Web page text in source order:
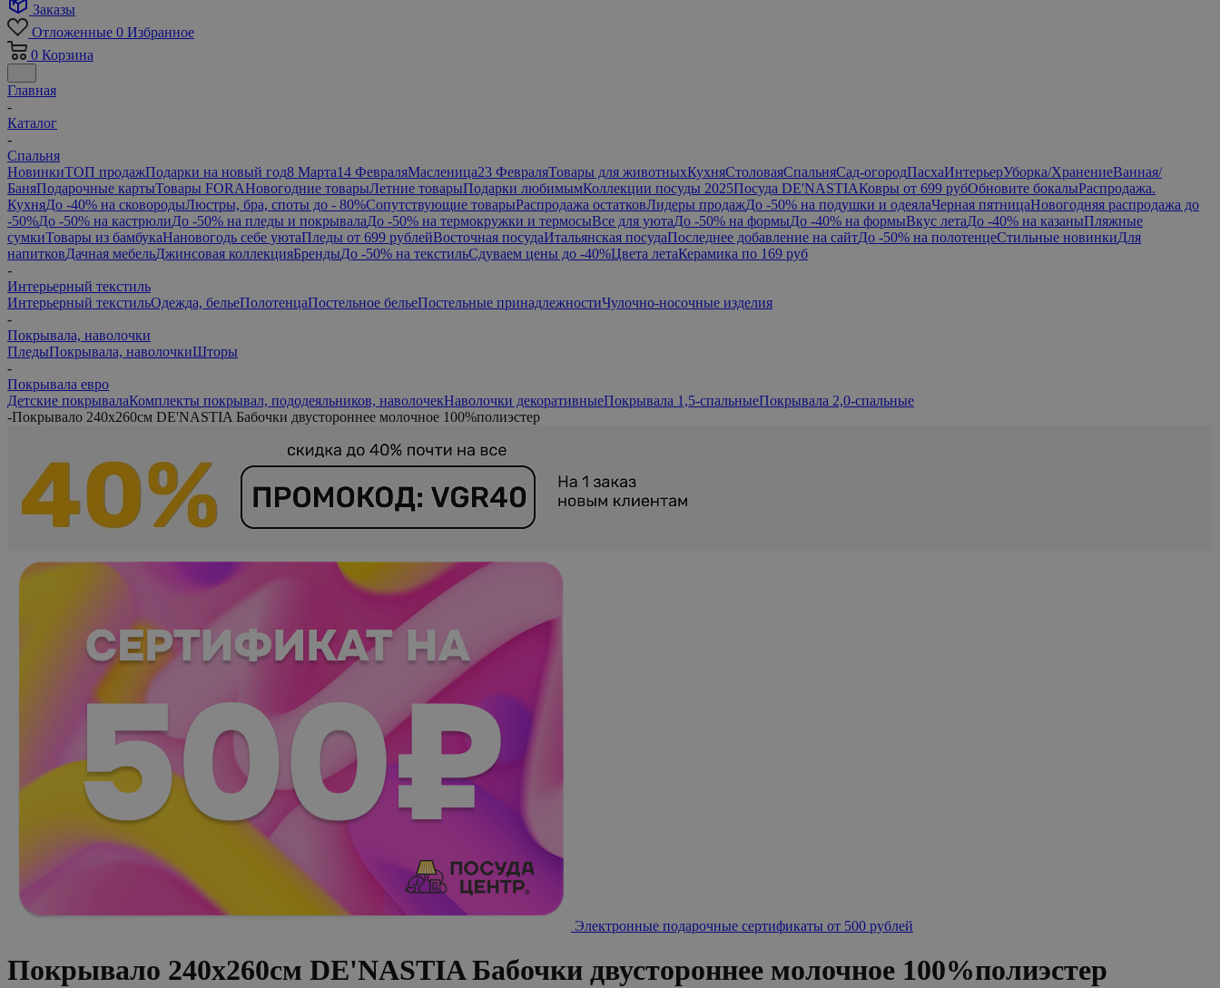
Заказы
Отложенные 0 Избранное
0 Корзина
Главная
-
Каталог
-
Спальня
НовинкиТОП продажПодарки на новый год8 Марта14 ФевраляМасленица23 ФевраляТовары для животныхКухняСтоловаяСпальняСад-огородПасхаИнтерьерУборка/ХранениеВанная/
БаняПодарочные картыТовары FORAНовогодние товарыЛетние товарыПодарки любимымКоллекции посуды 2025Посуда DE'NASTIAКовры от 699 рубОбновите бокалыРаспродажа.
КухняДо -40% на сковородыЛюстры, бра, споты до - 80%Сопутствующие товарыРаспродажа остатковЛидеры продажДо -50% на подушки и одеялаЧерная пятницаНовогодняя распродажа до
-50%До -50% на кастрюлиДо -50% на пледы и покрывалаДо -50% на термокружки и термосыВсе для уютаДо -50% на формыДо -40% на формыВкус летаДо -40% на казаныПляжные
сумкиТовары из бамбукаНановогодь себе уютаПледы от 699 рублейВосточная посудаИтальянская посудаПоследнее добавление на сайтДо -50% на полотенцеСтильные новинкиДля
напитковДачная мебельДжинсовая коллекцияБрендыДо -50% на текстильСдуваем цены до -40%Цвета летаКерамика по 169 руб
-
Интерьерный текстиль
Интерьерный текстильОдежда, бельеПолотенцаПостельное бельеПостельные принадлежностиЧулочно-носочные изделия
-
Покрывала, наволочки
ПледыПокрывала, наволочкиШторы
-
Покрывала евро
Детские покрывалаКомплекты покрывал, пододеяльников, наволочекНаволочки декоративныеПокрывала 1,5-спальныеПокрывала 2,0-спальные
-Покрывало 240х260см DE'NASTIA Бабочки двустороннее молочное 100%полиэстер
Электронные подарочные сертификаты от 500 рублей
Покрывало 240х260см DE'NASTIA Бабочки двустороннее молочное 100%полиэстер